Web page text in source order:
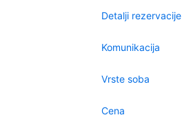
Detalji rezervacije
Komunikacija
Vrste soba
Cena